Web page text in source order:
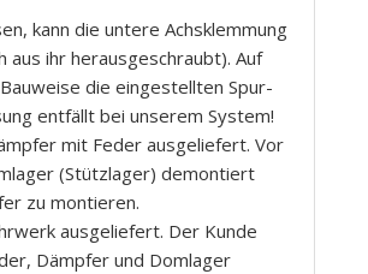
kann die untere Achsklemmung
ihr herausgeschraubt). Auf
die eingestellten Spur-
entfällt bei unserem System!
mit Feder ausgeliefert. Vor
(Stützlager) demontiert
zu montieren.
ausgeliefert. Der Kunde
Dämpfer und Domlager